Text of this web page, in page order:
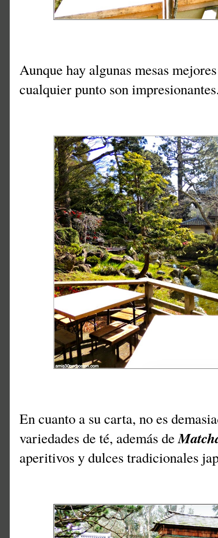
Aunque hay algunas mesas
cualquier punto son
En cuanto a su carta, no es
variedades de té, además de
aperitivos y dulces tradicionales